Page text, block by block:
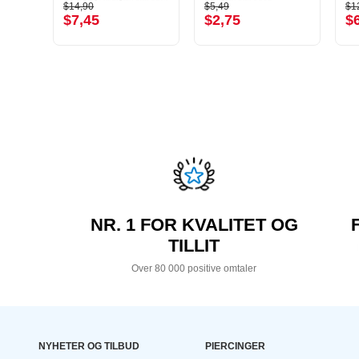
$14,90
$7,45
$5,49
$2,75
NR. 1 FOR KVALITET OG
TILLIT
Over 80 000 positive omtaler
NYHETER OG TILBUD PIERCINGER